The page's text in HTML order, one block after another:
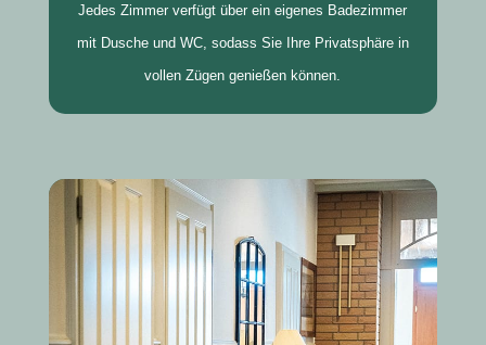
Jedes Zimmer verfügt über ein eigenes Badezimmer
mit Dusche und WC, sodass Sie Ihre Privatsphäre in
vollen Zügen genießen können.